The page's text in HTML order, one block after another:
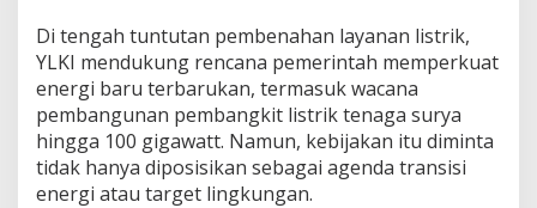
Di tengah tuntutan pembenahan layanan listrik,
YLKI mendukung rencana pemerintah memperkuat
energi baru terbarukan, termasuk wacana
pembangunan pembangkit listrik tenaga surya
hingga 100 gigawatt. Namun, kebijakan itu diminta
tidak hanya diposisikan sebagai agenda transisi
energi atau target lingkungan.